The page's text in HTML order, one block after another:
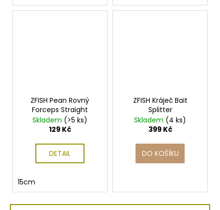
ZFISH Pean Rovný
Forceps Straight
Skladem (>5 ks)
129 Kč
DETAIL
15cm
ZFISH Kráječ Bait
Splitter
Skladem (4 ks)
399 Kč
DO KOŠÍKU